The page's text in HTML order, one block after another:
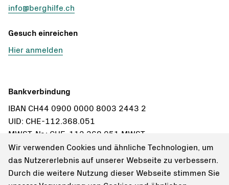
info@berghilfe.ch
Gesuch einreichen
Hier anmelden
Bankverbindung
IBAN CH44 0900 0000 8003 2443 2
UID: CHE-112.368.051
MWST-Nr.: CHE-112.368.051 MWST
Einzahlungsschein bestellen
Wir verwenden Cookies und ähnliche Technologien, um
das Nutzererlebnis auf unserer Webseite zu verbessern.
Durch die weitere Nutzung dieser Webseite stimmen Sie